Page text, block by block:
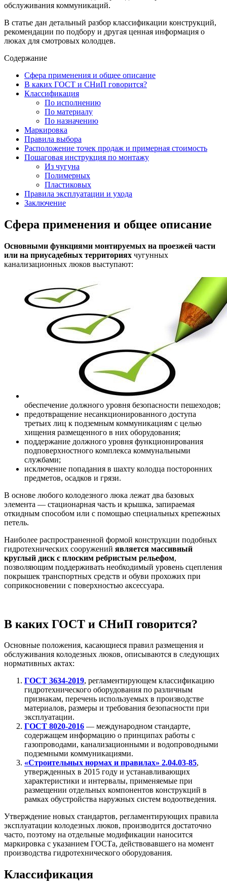
обслуживания коммуникаций.
В статье дан детальный разбор классификации конструкций,
рекомендации по подбору и другая ценная информация о
люках для смотровых колодцев.
Содержание
Сфера применения и общее описание
В каких ГОСТ и СНиП говорится?
Классификация
По исполнению
По материалу
По назначению
Маркировка
Правила выбора
Расположение точек продаж и примерная стоимость
Пошаговая инструкция по монтажу
Из чугуна
Полимерных
Пластиковых
Правила эксплуатации и ухода
Заключение
Сфера применения и общее описание
Основными функциями монтируемых на проезжей части
или на приусадебных территориях чугунных
канализационных люков выступают:
обеспечение должного уровня безопасности пешеходов;
предотвращение несанкционированного доступа
третьих лиц к подземным коммуникациям с целью
хищения размещенного в них оборудования;
поддержание должного уровня функционирования
подповерхностного комплекса коммунальными
службами;
исключение попадания в шахту колодца посторонних
предметов, осадков и грязи.
В основе любого колодезного люка лежат два базовых
элемента — стационарная часть и крышка, запираемая
откидным способом или с помощью специальных крепежных
петель.
Наиболее распространенной формой конструкции подобных
гидротехнических сооружений является массивный
круглый диск с плоским ребристым рельефом,
позволяющим поддерживать необходимый уровень сцепления
покрышек транспортных средств и обуви прохожих при
соприкосновении с поверхностью аксессуара.
В каких ГОСТ и СНиП говорится?
Основные положения, касающиеся правил размещения и
обслуживания колодезных люков, описываются в следующих
нормативных актах:
ГОСТ 3634-2019, регламентирующем классификацию
гидротехнического оборудования по различным
признакам, перечень используемых в производстве
материалов, размеры и требования безопасности при
эксплуатации.
ГОСТ 8020-2016 — международном стандарте,
содержащем информацию о принципах работы с
газопроводами, канализационными и водопроводными
подземными коммуникациями.
«Строительных нормах и правилах» 2.04.03-85,
утвержденных в 2015 году и устанавливающих
характеристики и интервалы, применяемые при
размещении отдельных компонентов конструкций в
рамках обустройства наружных систем водоотведения.
Утверждение новых стандартов, регламентирующих правила
эксплуатации колодезных люков, производится достаточно
часто, поэтому на отдельные модификации наносится
маркировка с указанием ГОСТа, действовавшего на момент
производства гидротехнического оборудования.
Классификация